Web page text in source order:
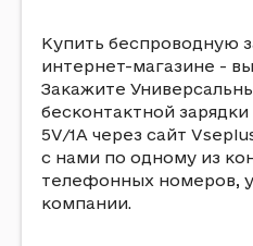
Купить беспроводную
интернет-магазине -
Закажите
бесконтактной
5V/1A через сайт
с нами по одному из
телефонных номеров,
компании.